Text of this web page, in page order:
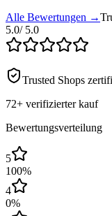
Alle Bewertungen →
5.0/ 5.0
Trusted Shops
72+ verifizierter kauf
Bewertungsverteilung
5
100%
4
0%